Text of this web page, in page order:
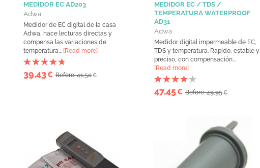
MEDIDOR EC AD203
Adwa
Medidor de EC digital de la casa
Adwa, hace lecturas directas y
compensa las variaciones de
temperatura... [Read more]
39,43€ Before: 41,50€
MEDIDOR EC / TDS /
TEMPERATURA WATERPROOF
AD31
Adwa
Medidor digital impermeable de EC,
TDS y temperatura. Rápido, estable y
preciso, con compensación...
[Read more]
47,45€ Before: 49,95€